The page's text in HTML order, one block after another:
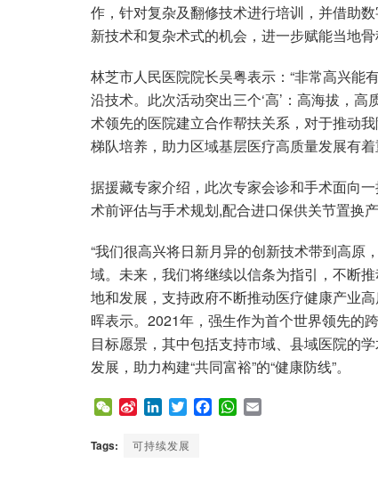
作，针对复杂及翻修技术进行培训，并借助
新技术和复杂术式的机会，进一步赋能当地
林芝市人民医院院长吴粤表示：“非常高兴能
沿技术。此次活动突出三个‘高’：高海拔，
术领先的医院建立合作帮扶关系，对于推动
梯队培养，助力区域基层医疗高质量发展有着
据援藏专家介绍，此次专家会诊和手术面向
术前评估与手术规划,配合进口保供关节置换
“我们很高兴将日新月异的创新技术带到高原
域。未来，我们将继续以信条为指引，不断
地和发展，支持政府不断推动医疗健康产业
晖表示。2021年，强生作为首个世界领先的
目标愿景，其中包括支持市域、县域医院的
发展，助力构建“共同富裕”的“健康防线”。
W
C
S
n
L
n
T
i
F
W
Tags: 可持续发展